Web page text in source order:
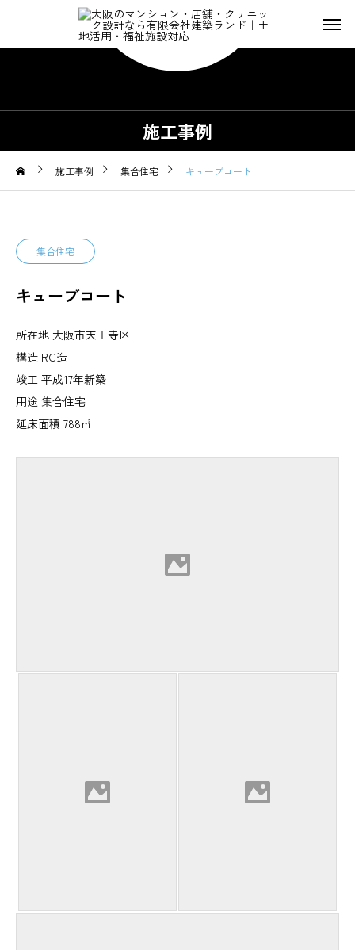
施工事例
施工事例 集合住宅 キューブコート
集合住宅
キューブコート
所在地 大阪市天王寺区
構造 RC造
竣工 平成17年新築
用途 集合住宅
延床面積 788㎡